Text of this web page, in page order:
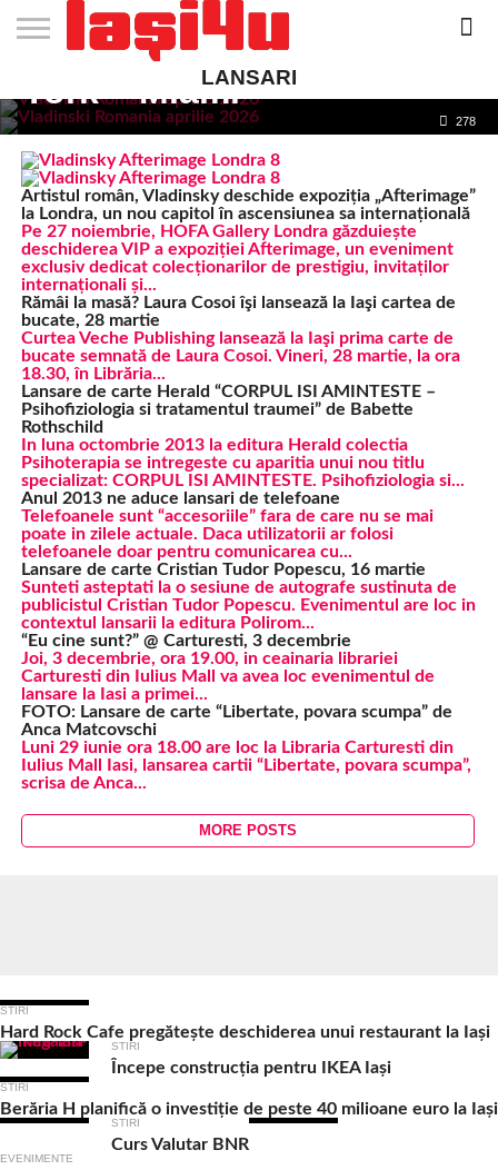
STIRI
APARTAMENTE
NOI IASI
STIRI
IASI
JOBS
IN
IASI
FILME
LA
CINEMA
CLUBURI /
DISCOTECI
BARURI /
CAFENELE
SALI DE
FORTA
SI
FITNESS
SALOANE DE
INFRUMUSETARE
AGENTII
DE
TURISM
IASI
RESTAURANTE
IN IASI
PIZZA
IN
IASI
PISCINA
IN IASI
FLORARII
RADIO
LIVE
IN
IASI
SPALATORII
AUTO
TRACTARI
AUTO
TAXI
IN
IASI
CINEMA
TEATRU
HOTELURI
/
PENSIUNI
TEREN
SPORTIV
TEREN
TENIS
IASI
FARMACII
NON
STOP
COFFEE-
TO-GO
FIRME DE
PUBLICITATE
RENT
A
CAR
LANSARI
înainte de Circuitul New
York – Miami
278
Artistul român, Vladinsky deschide expoziția „Afterimage”
la Londra, un nou capitol în ascensiunea sa internațională
Pe 27 noiembrie, HOFA Gallery Londra găzduiește
deschiderea VIP a expoziției Afterimage, un eveniment
exclusiv dedicat colecționarilor de prestigiu, invitaților
internaționali și...
Rămâi la masă? Laura Cosoi îşi lansează la Iaşi cartea de
bucate, 28 martie
Curtea Veche Publishing lansează la Iaşi prima carte de
bucate semnată de Laura Cosoi. Vineri, 28 martie, la ora
18.30, în Librăria...
Lansare de carte Herald “CORPUL ISI AMINTESTE –
Psihofiziologia si tratamentul traumei” de Babette
Rothschild
In luna octombrie 2013 la editura Herald colectia
Psihoterapia se intregeste cu aparitia unui nou titlu
specializat: CORPUL ISI AMINTESTE. Psihofiziologia si...
Anul 2013 ne aduce lansari de telefoane
Telefoanele sunt “accesoriile” fara de care nu se mai
poate in zilele actuale. Daca utilizatorii ar folosi
telefoanele doar pentru comunicarea cu...
Lansare de carte Cristian Tudor Popescu, 16 martie
Sunteti asteptati la o sesiune de autografe sustinuta de
publicistul Cristian Tudor Popescu. Evenimentul are loc in
contextul lansarii la editura Polirom...
“Eu cine sunt?” @ Carturesti, 3 decembrie
Joi, 3 decembrie, ora 19.00, in ceainaria librariei
Carturesti din Iulius Mall va avea loc evenimentul de
lansare la Iasi a primei...
FOTO: Lansare de carte “Libertate, povara scumpa” de
Anca Matcovschi
Luni 29 iunie ora 18.00 are loc la Libraria Carturesti din
Iulius Mall Iasi, lansarea cartii “Libertate, povara scumpa”,
scrisa de Anca...
MORE POSTS
STIRI
Hard Rock Cafe pregătește deschiderea unui restaurant la Iași
STIRI
Începe construcția pentru IKEA Iași
STIRI
Berăria H planifică o investiție de peste 40 milioane euro la Iași
STIRI
Curs Valutar BNR
EVENIMENTE